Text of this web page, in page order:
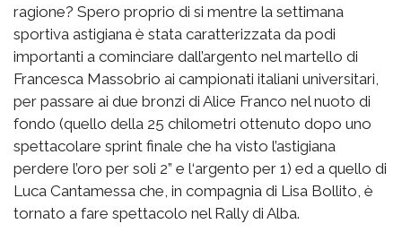
ragione? Spero proprio di si mentre la settimana
sportiva astigiana è stata caratterizzata da podi
importanti a cominciare dall’argento nel martello di
Francesca Massobrio ai campionati italiani universitari,
per passare ai due bronzi di Alice Franco nel nuoto di
fondo (quello della 25 chilometri ottenuto dopo uno
spettacolare sprint finale che ha visto l’astigiana
perdere l’oro per soli 2” e l‘argento per 1) ed a quello di
Luca Cantamessa che, in compagnia di Lisa Bollito, è
tornato a fare spettacolo nel Rally di Alba.